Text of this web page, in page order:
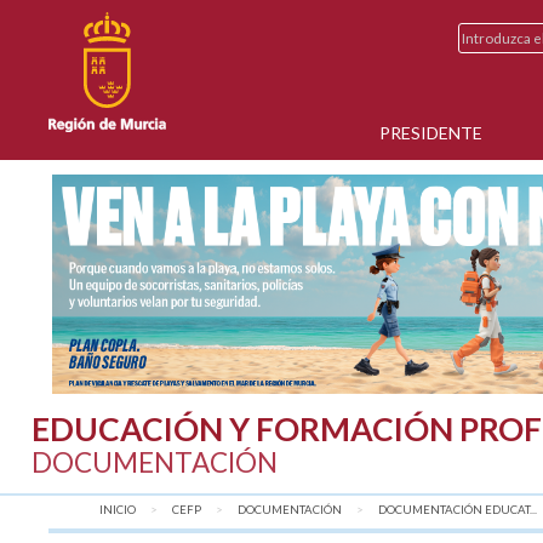
PRESIDENTE
EDUCACIÓN Y FORMACIÓN
DOCUMENTACIÓN
INICIO CEFP DOCUMENTACIÓN DOCUMENTACIÓN EDUCAT...